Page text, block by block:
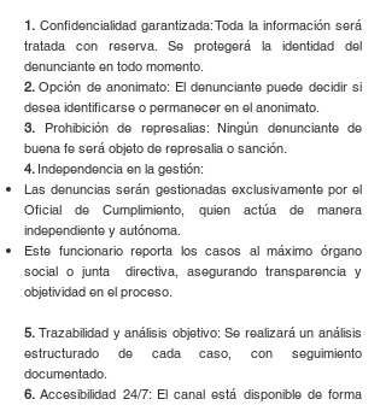
1. Confidencialidad garantizada: Toda la información será
tratada con reserva. Se protegerá la identidad del
denunciante en todo momento.
2.Opción de anonimato: El denunciante puede decidir si
desea identificarse o permanecer en el anonimato.
3. Prohibición de represalias: Ningún denunciante de
buena fe será objeto de represalia o sanción.
4. Independencia en la gestión:
Las denuncias serán gestionadas exclusivamente por el
Oficial de Cumplimiento, quien actúa de manera
independiente y autónoma.
Este funcionario reporta los casos al máximo órgano
social o junta directiva, asegurando transparencia y
objetividad en el proceso.
5. Trazabilidad y análisis objetivo: Se realizará un análisis
estructurado de cada caso, con seguimiento
documentado.
6.Accesibilidad 24/7: El canal está disponible de forma